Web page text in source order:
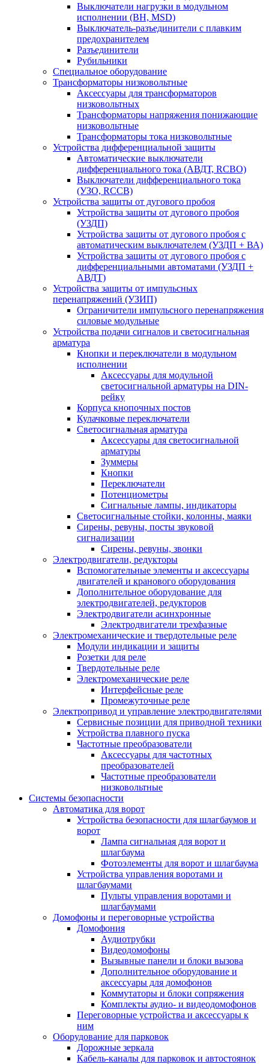
Выключатели нагрузки в модульном
исполнении (ВН, MSD)
Выключатель-разъединители с плавким
предохранителем
Разъединители
Рубильники
Специальное оборудование
Трансформаторы низковольтные
Аксессуары для трансформаторов
низковольтных
Трансформаторы напряжения понижающие
низковольтные
Трансформаторы тока низковольтные
Устройства дифференциальной защиты
Автоматические выключатели
дифференциального тока (АВДТ, RCBO)
Выключатели дифференциального тока
(УЗО, RCCB)
Устройства защиты от дугового пробоя
Устройства защиты от дугового пробоя
(УЗДП)
Устройства защиты от дугового пробоя с
автоматическим выключателем (УЗДП + ВА)
Устройства защиты от дугового пробоя с
дифференциальными автоматами (УЗДП +
АВДТ)
Устройства защиты от импульсных
перенапряжений (УЗИП)
Ограничители импульсного перенапряжения
силовые модульные
Устройства подачи сигналов и светосигнальная
арматура
Кнопки и переключатели в модульном
исполнении
Аксессуары для модульной
светосигнальной арматуры на DIN-
рейку
Корпуса кнопочных постов
Кулачковые переключатели
Светосигнальная арматура
Аксессуары для светосигнальной
арматуры
Зуммеры
Кнопки
Переключатели
Потенциометры
Сигнальные лампы, индикаторы
Светосигнальные стойки, колонны, маяки
Сирены, ревуны, посты звуковой
сигнализации
Сирены, ревуны, звонки
Электродвигатели, редукторы
Вспомогательные элементы и аксессуары
двигателей и кранового оборудования
Дополнительное оборудование для
электродвигателей, редукторов
Электродвигатели асинхронные
Электродвигатели трехфазные
Электромеханические и твердотельные реле
Модули индикации и защиты
Розетки для реле
Твердотельные реле
Электромеханические реле
Интерфейсные реле
Промежуточные реле
Электропривод и управление электродвигателями
Сервисные позиции для приводной техники
Устройства плавного пуска
Частотные преобразователи
Аксессуары для частотных
преобразователей
Частотные преобразователи
низковольтные
Системы безопасности
Автоматика для ворот
Устройства безопасности для шлагбаумов и
ворот
Лампа сигнальная для ворот и
шлагбаума
Фотоэлементы для ворот и шлагбаума
Устройства управления воротами и
шлагбаумами
Пульты управления воротами и
шлагбаумами
Домофоны и переговорные устройства
Домофония
Аудиотрубки
Видеодомофоны
Вызывные панели и блоки вызова
Дополнительное оборудование и
аксессуары для домофонов
Коммутаторы и блоки сопряжения
Комплекты аудио- и видеодомофонов
Переговорные устройства и аксессуары к
ним
Оборудование для парковок
Дорожные зеркала
Кабель-каналы для парковок и автостоянок